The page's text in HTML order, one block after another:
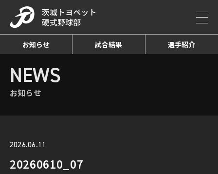
お知らせ 試合結果 選手紹介
HOME お知らせ詳細
NEWS
お知らせ
2026.06.11
20260610_07